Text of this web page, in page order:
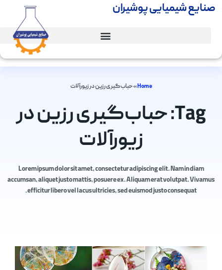
صنایع شیمیایی پوشیران
Home
»حباب‌گیری رزین در زیورآلات
Tag: حباب‌گیری رزین در
زیورآلات
Lorem ipsum dolor sit amet, consectetur adipiscing elit. Nam in diam
accumsan, aliquet justo mattis, posuere ex. Aliquam erat volutpat. Vivamus
efficitur libero vel lacus ultricies, sed euismod justo consequat.